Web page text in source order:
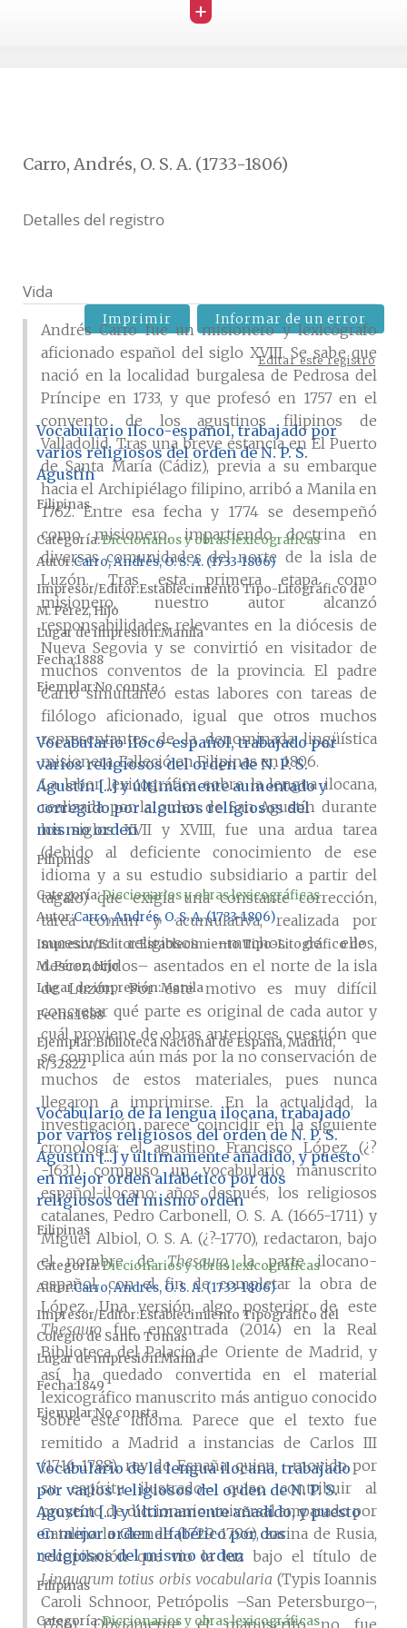
+
Carro, Andrés, O. S. A. (1733-1806)
Detalles del registro
Vida
Andrés Carro fue un misionero y lexicógrafo
aficionado español del siglo XVIII. Se sabe que
nació en la localidad burgalesa de Pedrosa del
Príncipe en 1733, y que profesó en 1757 en el
convento de los agustinos filipinos de
Valladolid. Tras una breve estancia en El Puerto
de Santa María (Cádiz), previa a su embarque
hacia el Archipiélago filipino, arribó a Manila en
1762. Entre esa fecha y 1774 se desempeñó
como misionero, impartiendo doctrina en
diversas comunidades del norte de la isla de
Luzón. Tras esta primera etapa como
misionero, nuestro autor alcanzó
responsabilidades relevantes en la diócesis de
Nueva Segovia y se convirtió en visitador de
muchos conventos de la provincia. El padre
Carro simultaneó estas labores con tareas de
filólogo aficionado, igual que otros muchos
representantes de la denominada lingüística
misionera. Falleció en Filipinas en 1806.
La labor lexicográfica sobre la lengua ilocana,
realizada por la orden de San Agustín durante
los siglos XVII y XVIII, fue una ardua tarea
(debido al deficiente conocimiento de ese
idioma y a su estudio subsidiario a partir del
tagalo) que exigía una constante corrección,
tarea común y acumulativa, realizada por
sucesivos religiosos –muchos de ellos,
desconocidos– asentados en el norte de la isla
de Luzón. Por este motivo es muy difícil
concretar qué parte es original de cada autor y
cuál proviene de obras anteriores, cuestión que
se complica aún más por la no conservación de
muchos de estos materiales, pues nunca
llegaron a imprimirse. En la actualidad, la
investigación parece coincidir en la siguiente
cronología: el agustino Francisco López (¿?
-1631) compuso un vocabulario manuscrito
español-ilocano; años después, los religiosos
catalanes, Pedro Carbonell, O. S. A. (1665-1711) y
Miguel Albiol, O. S. A. (¿?-1770), redactaron, bajo
el nombre deThesauro,la parte ilocano-
español, con el fin de completar la obra de
López. Una versión algo posterior de este
Thesauro fue encontrada (2014) en la Real
Biblioteca del Palacio de Oriente de Madrid, y
así ha quedado convertida en el material
lexicográfico manuscrito más antiguo conocido
sobre este idioma. Parece que el texto fue
remitido a Madrid a instancias de Carlos III
(1716-1788), rey de España, quien –movido por
su espíritu ilustrado– quiso contribuir al
proyecto de diccionario universal amparado por
Catalina la Grande (1729-1796), zarina de Rusia,
recopilación que vio la luz bajo el título de
Linguarum totius orbis vocabularia (Typis Ioannis
Caroli Schnoor, Petrópolis –San Petersburgo–,
1786). Obviamente, el manuscrito no fue
Imprimir Informar de un error
Editar este registro
Vocabulario iloco-español, trabajado por
varios religiosos del orden de N. P. S.
Agustín
Filipinas
Categoría:Diccionarios y obras lexicográficas
Autor Carro, Andrés, O. S. A. (1733-1806)
Impresor/EditorEstablecimiento Tipo-Litográfico de
M. Pérez, Hijo
Lugar de impresiónManila
Fecha1888
EjemplarNo consta
Vocabulario iloco-español, trabajado por
varios religiosos del orden de N. P. S.
Agustín [...] y últimamente aumentado y
corregido por algunos religiosos del
mismo orden
Filipinas
Categoría:Diccionarios y obras lexicográficas
AutorCarro, Andrés, O. S. A. (1733-1806)
Impresor/EditorEstablecimiento Tipo-Litográfico de
M. Pérez, Hijo
Lugar de impresiónManila
Fecha1888
EjemplarBiblioteca Nacional de España, Madrid,
R/32822
Vocabulario de la lengua ilocana, trabajado
por varios religiosos del orden de N. P. S.
Agustín [...] y últimamente añadido, y puesto
en mejor orden alfabético por dos
religiosos del mismo orden
Filipinas
Categoría:Diccionarios y obras lexicográficas
AutorCarro, Andrés, O. S. A. (1733-1806)
Impresor/Editor Establecimiento Tipográfico del
Colegio de Santo Tomás
Lugar de impresiónManila
Fecha1849
Ejemplar No consta
Vocabulario de la lengua ilocana, trabajado
por varios religiosos del orden de N. P. S.
Agustín [...] y últimamente añadido, y puesto
en mejor orden alfabético por dos
religiosos del mismo orden
Filipinas
Categoría:Diccionarios y obras lexicográficas